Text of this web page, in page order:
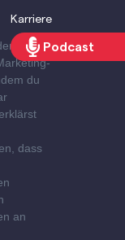
Brevo
du
dass
an
Karriere
Podcast